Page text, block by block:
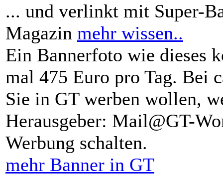
... und verlinkt mit Super-
Magazin mehr wissen..
Ein Bannerfoto wie dieses
mal 475 Euro pro Tag. Bei
Sie in GT werben wollen,
Herausgeber: Mail@GT-
Werbung schalten.
mehr Banner in GT